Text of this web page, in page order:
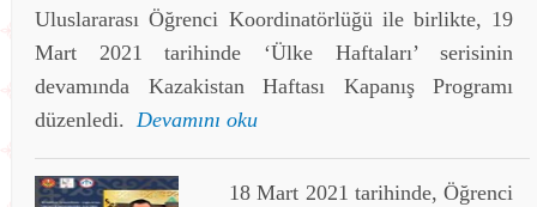
Uluslararası Öğrenci Koordinatörlüğü ile birlikte, 19
Mart 2021 tarihinde ‘Ülke Haftaları’ serisinin
devamında Kazakistan Haftası Kapanış Programı
düzenledi. Devamını oku
18 Mart 2021 tarihinde, Öğrenci